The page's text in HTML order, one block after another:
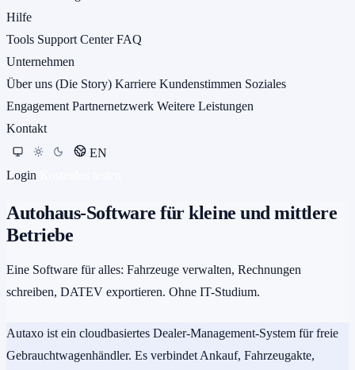
Hilfe
Tools Support CenterFAQ
Unternehmen
Über uns (Die Story) Karriere Kundenstimmen Soziales
Engagement Partnernetzwerk Weitere Leistungen
Kontakt
EN
Login
Autohaus-Software für kleine und mittlere
Betriebe
Eine Software für alles: Fahrzeuge verwalten, Rechnungen
schreiben, DATEV exportieren. Ohne IT-Studium.
Autaxo ist ein cloudbasiertes Dealer-Management-System für freie
Gebrauchtwagenhändler. Es verbindet Ankauf, Fahrzeugakte,